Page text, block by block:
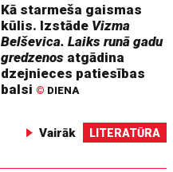
Kā starmeša gaismas
kūlis. Izstāde Vizma
Belševica. Laiks runā gadu
gredzenos atgādina
dzejnieces patiesības
balsi © DIENA
Vairāk LITERATŪRA